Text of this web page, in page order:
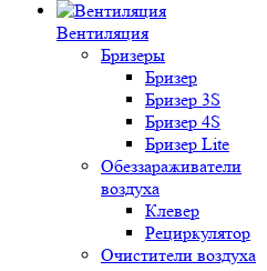
Вентиляция
Бризеры
Бризер
Бризер 3S
Бризер 4S
Бризер Lite
Обеззараживатели
воздуха
Клевер
Рециркулятор
Очистители воздуха